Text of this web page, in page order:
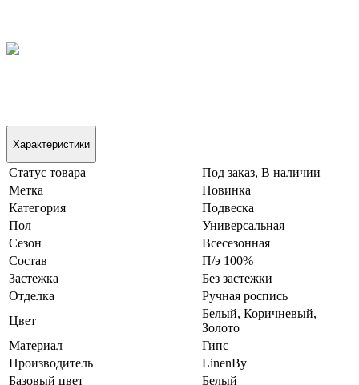
Характеристики
Статус товара
Под заказ, В наличии
Метка
Новинка
Категория
Подвеска
Пол
Универсальная
Сезон
Всесезонная
Состав
П/э 100%
Застежка
Без застежки
Отделка
Ручная роспись
Цвет
Белый, Коричневый,
Золото
Материал
Гипс
Производитель
LinenBy
Базовый цвет
Белый